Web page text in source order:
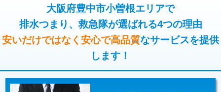
モルタル補修（厚さ10㎝まで） 27,500円
モルタル補修（厚さ10㎝超え） 38,500円
追加人工 16,500円
止水・漏水調査・防水処理・清掃・修
理・調整・分解・加工など（軽作業）
11,000円
止水・漏水調査・防水処理・清掃・修
理・調整・分解・加工など（中作業）
22,000円
止水・漏水調査・防水処理・清掃・修
理・調整・分解・加工など（重作業）
33,000円
大阪府豊中市小曽根エリアで
排水つまり、救急隊が選ばれる4つの理由
安いだけではなく安心で高品質なサービスを提供
します！